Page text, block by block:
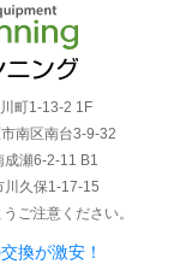
町1-13-2 1F
南区南台3-9-32
瀬6-2-11 B1
川久保1-17-15
ご注意ください。
換が激安！